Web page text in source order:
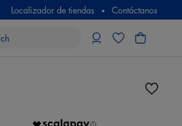
Localizador de tiendas Contáctanos